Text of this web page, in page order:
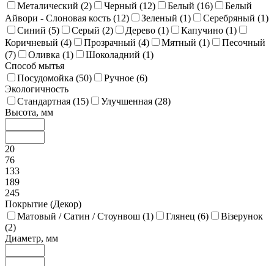
Металический (2) Черный (12) Белый (16)
Белый
Айвори - Слоновая кость (12) Зеленый (1) Серебряный (1)
Синий (5) Серый (2) Дерево (1) Капучино (1)
Коричневый (4) Прозрачный (4) Мятный (1)
Песочный
(7) Оливка (1) Шоколадний (1)
Способ мытья
Посудомойка (50) Ручное (6)
Экологичность
Стандартная (15) Улучшенная (28)
Высота, мм
20
76
133
189
245
Покрытие (Декор)
Матовый / Сатин / Стоунвош (1) Глянец (6)
Візерунок
(2)
Диаметр, мм